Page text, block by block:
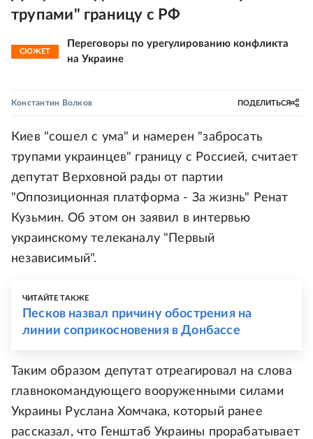
трупами" границу с РФ
СЮЖЕТ
Переговоры по урегулированию конфликта
на Украине
Константин Волков ПОДЕЛИТЬСЯ
Киев "сошел с ума" и намерен "забросать
трупами украинцев" границу с Россией, считает
депутат Верховной рады от партии
"Оппозиционная платформа - За жизнь" Ренат
Кузьмин. Об этом он заявил в интервью
украинскому телеканалу "Первый
независимый".
ЧИТАЙТЕ ТАКЖЕ
Песков назвал причину обострения на
линии соприкосновения в Донбассе
Таким образом депутат отреагировал на слова
главнокомандующего вооруженными силами
Украины Руслана Хомчака, который ранее
рассказал, что Генштаб Украины прорабатывает